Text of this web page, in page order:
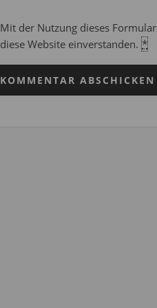
Mit der Nutzung dieses
diese Website einverstanden. *